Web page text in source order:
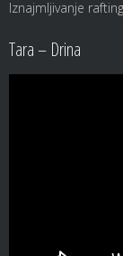
Iznajmljivanje
Tara – Drina